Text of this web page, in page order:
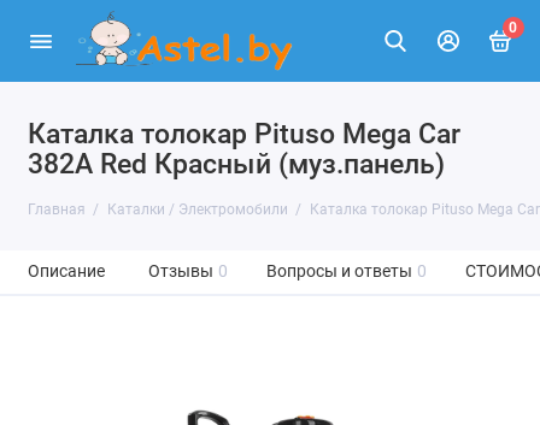
0
Каталка толокар Pituso Mega Car
382A Red Красный (муз.панель)
Главная Каталки / Электромобили Каталка толокар Pituso Mega
Описание Отзывы 0 Вопросы и ответы 0